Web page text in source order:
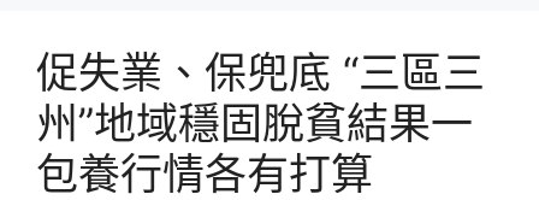
促失業、保兜底 “三區三
州”地域穩固脫貧結果一
包養行情各有打算